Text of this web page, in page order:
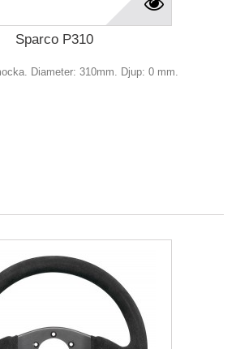
Sparco P310
Diameter: 310mm. Djup: 0 mm.